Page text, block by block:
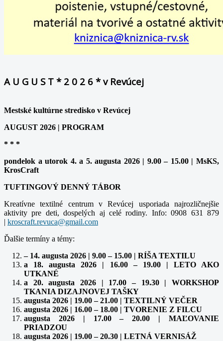
A U G U S T * 2 0 2 6 * v Revúcej
Mestské kultúrne stredisko v Revúcej
AUGUST 2026 | PROGRAM
* * *
pondelok a utorok 4. a 5. augusta 2026 | 9.00 – 15.00 | MsKS,
KrosCraft
TUFTINGOVÝ DENNÝ TÁBOR
Kreatívne textilné centrum v Revúcej usporiada najrozličnejšie
aktivity pre deti, dospelých aj celé rodiny. Info: 0908 631 879
|
Ďalšie termíny a témy:
– 14. augusta 2026 | 9.00 – 15.00 | RÍŠA TEXTILU
a 18. augusta 2026 | 16.00 – 19.00 | LETO AKO
UTKANÉ
a 20. augusta 2026 | 17.00 – 19.30 | WORKSHOP
TKANIA DIZAJNOVEJ TAŠKY
augusta 2026 | 19.00 – 21.00 | TEXTILNÝ VEČER
augusta 2026 | 16.00 – 18.00 | TVORENIE Z FILCU
augusta 2026 | 17.00 – 20.00 | MAĽOVANIE
PRIADZOU
augusta 2026 | 19.00 – 20.30 | LETNÁ VERNISÁŽ